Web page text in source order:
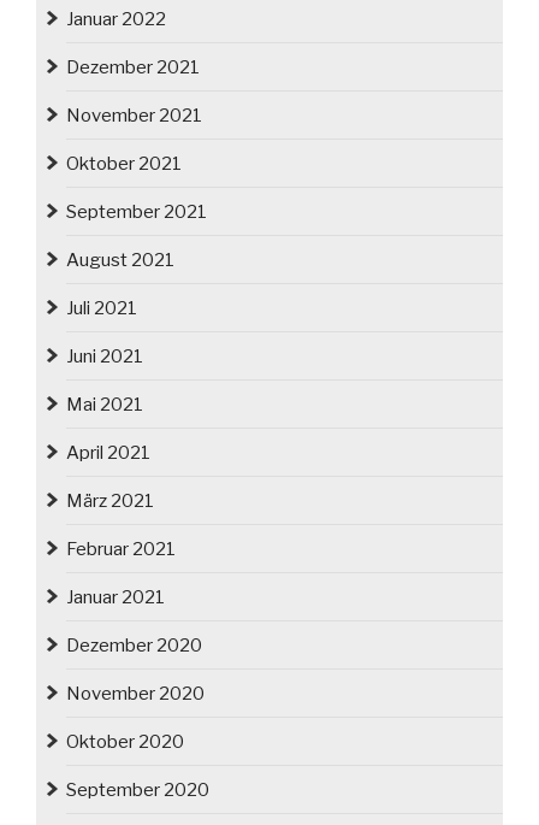
Januar 2022
Dezember 2021
November 2021
Oktober 2021
September 2021
August 2021
Juli 2021
Juni 2021
Mai 2021
April 2021
März 2021
Februar 2021
Januar 2021
Dezember 2020
November 2020
Oktober 2020
September 2020